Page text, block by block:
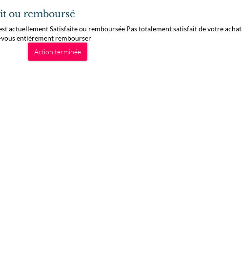
ou remboursé
actuellement Satisfaite ou remboursée Pas totalement satisfait de votre achat
entièrement rembourser
Action terminée